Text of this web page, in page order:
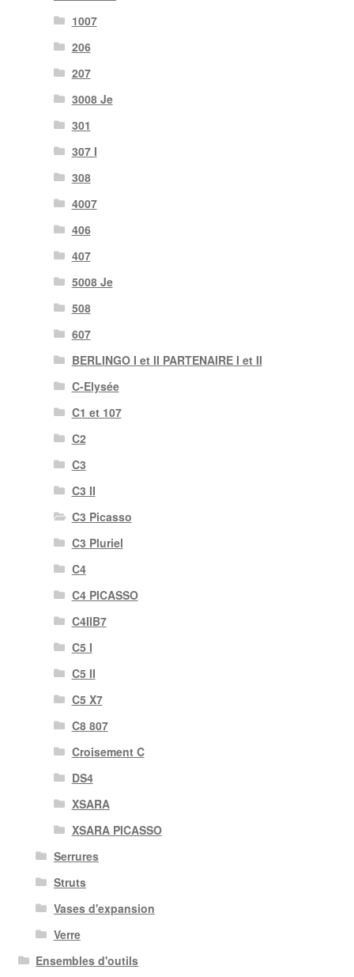
1007
206
207
3008 Je
301
307 I
308
4007
406
407
5008 Je
508
607
BERLINGO I et II PARTENAIRE I et II
C-Elysée
C1 et 107
C2
C3
C3 II
C3 Picasso
C3 Pluriel
C4
C4 PICASSO
C4IIB7
C5 I
C5 II
C5 X7
C8 807
Croisement C
DS4
XSARA
XSARA PICASSO
Serrures
Struts
Vases d'expansion
Verre
Ensembles d'outils